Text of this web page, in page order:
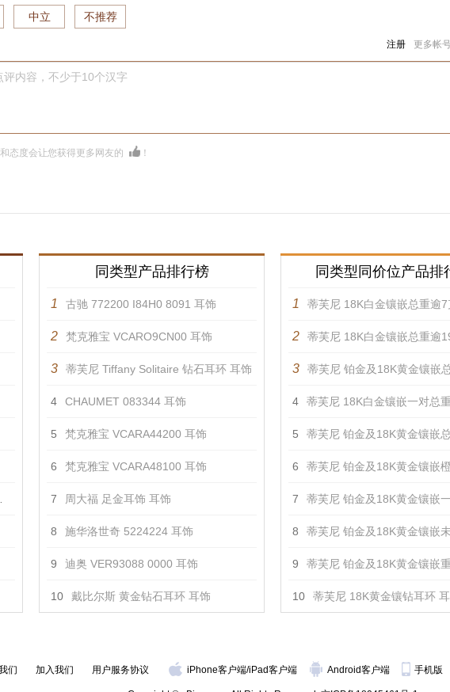
中立 不推荐
注册 更多帐
评内容，不少于10个汉字
态度会让您获得更多网友的 ！
同类型产品排行榜
1 古驰 772200 I84H0 8091 耳饰
2 梵克雅宝 VCARO9CN00 耳饰
3 蒂芙尼 Tiffany Solitaire 钻石耳环 耳饰
4 CHAUMET 083344 耳饰
5 梵克雅宝 VCARA44200 耳饰
6 梵克雅宝 VCARA48100 耳饰
7 周大福 足金耳饰 耳饰
8 施华洛世奇 5224224 耳饰
9 迪奥 VER93088 0000 耳饰
10 戴比尔斯 黄金钻石耳环 耳饰
同类型同价位产品排
1 蒂芙尼 18K白金镶嵌总重逾7克拉的蓝色铜锂碧玺，绿松石
2 蒂芙尼 18K白金镶嵌总重逾19克拉的坦桑石及钻
3 蒂芙尼 铂金及18K黄金镶嵌总重逾4克拉的紫粉色蓝宝石及
4 蒂芙尼 18K白金镶嵌一对总重逾17克拉的钻石及钻
5 蒂芙尼 铂金及18K黄金镶嵌总重逾9克拉的帝王托帕石，手工雕刻红玉
6 蒂芙尼 铂金及18K黄金镶嵌橙色蓝宝石，坦桑尼亚umba蓝宝石及
7 蒂芙尼 铂金及18K黄金镶嵌一对总重逾4克拉的钻石及钻
8 蒂芙尼 铂金及18K黄金镶嵌未经优化处理橙色蓝宝石，未经优化处理帕帕拉恰蓝宝石
9 蒂芙尼 铂金及18K黄金镶嵌重逾5克拉钻石，重逾6克拉浓彩黄钻，粉色蓝宝石及钻
10 蒂芙尼 18K黄金镶钻耳环
们 加入我们 用户服务协议 iPhone客户端/iPad客户端 Android客户端 手机版